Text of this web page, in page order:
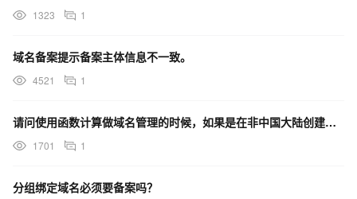
1323 1
域名备案提示备案主体信息不一致。
4521 1
请问使用函数计算做域名管理的时候，如果是在非中国大陆创建的，也需要备案吗
1701 1
分组绑定域名必须要备案吗？